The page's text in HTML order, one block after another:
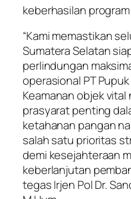
keberhasilan
“Kami memastikan
Sumatera Selatan
perlindungan
operasional PT
Keamanan objek
prasyarat penting
ketahanan pangan
salah satu prioritas
demi kesejahteraan
keberlanjutan
tegas Irjen Pol Dr.